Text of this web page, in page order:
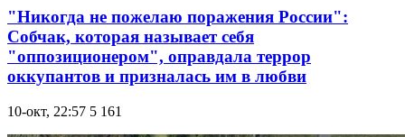
"Никогда не пожелаю поражения России":
Собчак, которая называет себя
"оппозиционером", оправдала террор
оккупантов и призналась им в любви
10-окт, 22:57 5 161